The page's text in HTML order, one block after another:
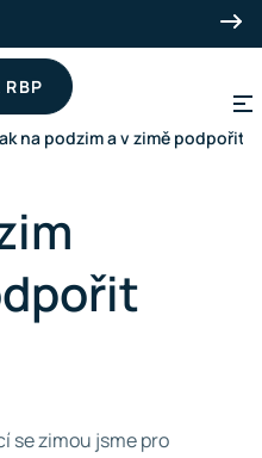
RBP
na podzim a v zimě podpořit
se zimou jsme pro